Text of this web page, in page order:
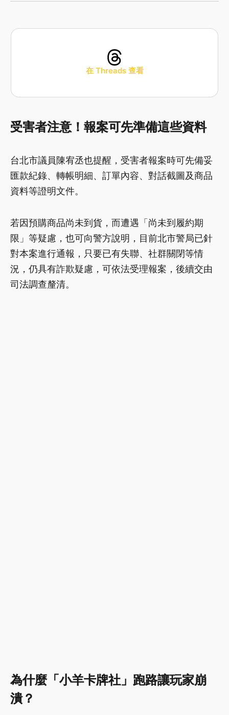
在 Threads 查看
受害者注意！報案可先準備這些資料
台北市議員陳宥丞也提醒，受害者報案時可先備妥
匯款紀錄、轉帳明細、訂單內容、對話截圖及商品
資料等證明文件。
若因預購商品尚未到貨，而遭遇「尚未到履約期
限」等疑慮，也可向警方說明，目前北市警局已針
對本案進行通報，只要已有失聯、社群關閉等情
況，仍具有詐欺疑慮，可依法受理報案，後續交由
司法調查釐清。
為什麼「小羊卡牌社」跑路讓玩家崩
潰？